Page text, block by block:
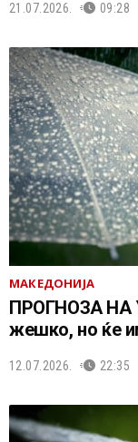
21.07.2026. 09:28
МАКЕДОНИЈА
ПРОГНОЗА НА
жешко, но ќе
12.07.2026. 22:35